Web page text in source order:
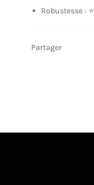
Robustesse :
Partager